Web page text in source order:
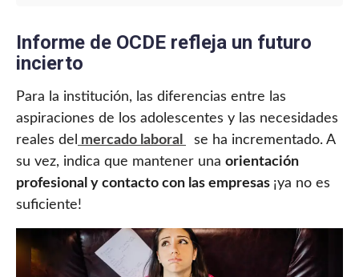
Informe de OCDE refleja un futuro
incierto
Para la institución, las diferencias entre las
aspiraciones de los adolescentes y las necesidades
reales del mercado laboral
se ha incrementado. A
su vez, indica que mantener una orientación
profesional y contacto con las empresas ¡ya no es
suficiente!